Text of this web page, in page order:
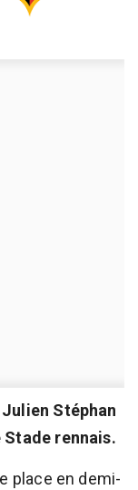
Stéphan
rennais.
place en demi-